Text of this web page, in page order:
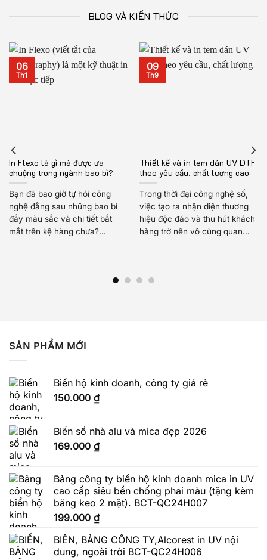
BLOG VÀ KIẾN THỨC
In Flexo là gì mà được ưa
chuộng trong ngành bao bì?
Bạn đã bao giờ tự hỏi công
nghệ đằng sau những bao bì
đầy màu sắc và chi tiết bắt
mắt trên kệ hàng chưa?...
06
Th1
Thiết kế và in tem dán UV DTF
theo yêu cầu, chất lượng cao
Trong thời đại công nghệ số,
việc tạo ra nhận diện thương
hiệu độc đáo và thu hút khách
hàng trở nên vô cùng quan...
09
Th9
SẢN PHẨM MỚI
Biển hộ kinh doanh, công ty giá rẻ
150.000 ₫
Biển số nhà alu và mica đẹp 2026
169.000 ₫
Bảng công ty biển hộ kinh doanh mica in UV
cao cấp siêu bền chống phai màu (tặng kèm
băng keo 2 mặt). BCT-QC24H007
199.000 ₫
BIỂN, BẢNG CÔNG TY,Alcorest in UV nội
dung, ngoài trời BCT-QC24H006